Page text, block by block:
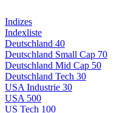
Indizes
Indexliste
Deutschland 40
Deutschland Small Cap 70
Deutschland Mid Cap 50
Deutschland Tech 30
USA Industrie 30
USA 500
US Tech 100